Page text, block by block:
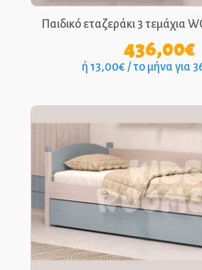
Παιδικό εταζεράκι 3 τεμάχια
436,00€
ή 13,00€ / το μήνα για